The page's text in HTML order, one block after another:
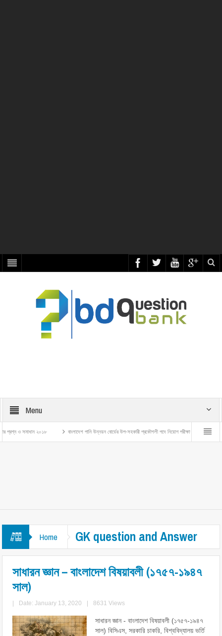
Menu
ও সমাধান ২০১৮ বাংলাদেশ পানি উন্নয়ন বোর্ডের উপ-সহকারী প্রকৌশলী পদে নিয়োগ পরীক্ষার প্রশ্ন ও সমাধান – ২০২৬
Home GK question and Answer
সাধারন জ্ঞান – বাংলাদেশ বিষয়াবলী (১৭৫৭-১৯৪৭
সাল)
Date: January 13, 2020 8631 Views
সাধারন জ্ঞান - বাংলাদেশ বিষয়াবলী (১৭৫৭-১৯৪৭
সাল) বিসিএস, সরকারি চাকরি, বিশ্ববিদ্যালয় ভর্তি